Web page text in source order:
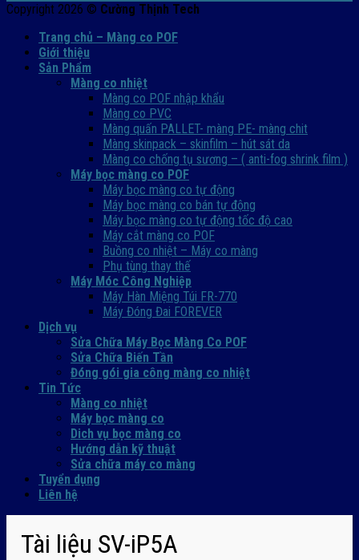
Copyright 2026 © Cường Thịnh Tech
Trang chủ – Màng co POF
Giới thiệu
Sản Phẩm
Màng co nhiệt
Màng co POF nhập khẩu
Màng co PVC
Màng quấn PALLET- màng PE- màng chit
Màng skinpack – skinfilm – hút sát da
Màng co chống tụ sương – ( anti-fog shrink film )
Máy bọc màng co POF
Máy bọc màng co tự động
Máy bọc màng co bán tự động
Máy bọc màng co tự động tốc độ cao
Máy cắt màng co POF
Buồng co nhiệt – Máy co màng
Phụ tùng thay thế
Máy Móc Công Nghiệp
Máy Hàn Miệng Túi FR-770
Máy Đóng Đai FOREVER
Dịch vụ
Sửa Chữa Máy Bọc Màng Co POF
Sửa Chữa Biến Tần
Đóng gói gia công màng co nhiệt
Tin Tức
Màng co nhiệt
Máy bọc màng co
Dich vụ bọc màng co
Hướng dẫn kỹ thuật
Sửa chữa máy co màng
Tuyển dụng
Liên hệ
Tài liệu SV-iP5A